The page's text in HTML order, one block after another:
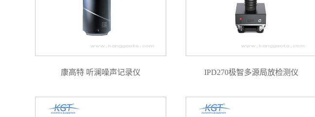
康高特 听澜噪声记录仪 IPD270极智多源局放检测仪